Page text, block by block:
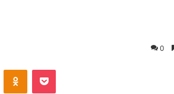
0